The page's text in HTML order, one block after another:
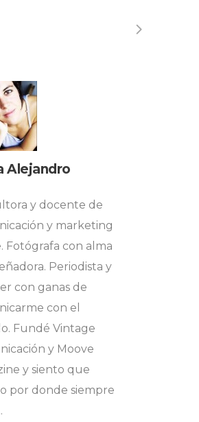
Alejandro
y docente de
y marketing
Fotógrafa con alma
Periodista y
con ganas de
con el
Fundé Vintage
y Moove
y siento que
por donde siempre